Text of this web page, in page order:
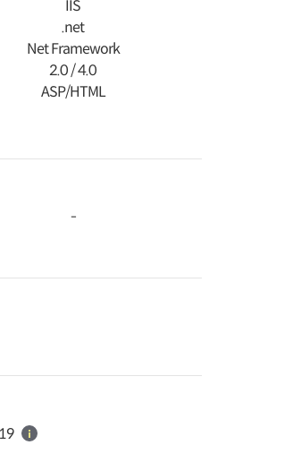
IIS
.net
Net Framework
2.0 / 4.0
ASP/HTML
-